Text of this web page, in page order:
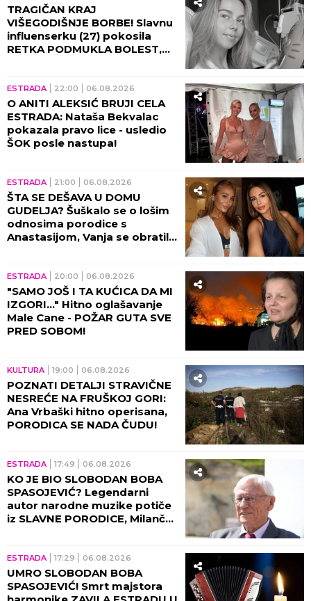
TRAGIČAN KRAJ
VIŠEGODIŠNJE BORBE! Slavnu
influenserku (27) pokosila
RETKA PODMUKLA BOLEST,
ESTRADA 22:00 06.08.2026
O ANITI ALEKSIĆ BRUJI CELA
ESTRADA: Nataša Bekvalac
pokazala pravo lice - usledio
ŠOK posle nastupa!
ESTRADA 21:00 06.08.2026
ŠTA SE DEŠAVA U DOMU
GUDELJA? Šuškalo se o lošim
odnosima porodice s
Anastasijom, Vanja se obratila
ESTRADA 20:00 06.08.2026
"SAMO JOŠ I TA KUĆICA DA MI
IZGORI..." Hitno oglašavanje
Male Cane - POŽAR GUTA SVE
PRED SOBOM!
KULTURA 19:00 06.08.2026
POZNATI DETALJI STRAVIČNE
NESREĆE NA FRUŠKOJ GORI:
Ana Vrbaški hitno operisana,
PORODICA SE NADA ČUDU!
ESTRADA 17:49 06.08.2026
KO JE BIO SLOBODAN BOBA
SPASOJEVIĆ? Legendarni
autor narodne muzike potiče
iz SLAVNE PORODICE, Milanče
ESTRADA 17:29 06.08.2026
UMRO SLOBODAN BOBA
SPASOJEVIĆ! Smrt majstora